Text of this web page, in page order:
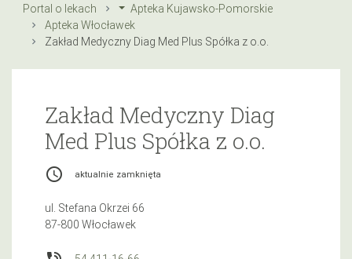
Portal o lekach
Apteka Kujawsko-Pomorskie
Apteka Włocławek
Zakład Medyczny Diag Med Plus Spółka z o.o.
Zakład Medyczny Diag
Med Plus Spółka z o.o.
access_time aktualnie zamknięta
ul. Stefana Okrzei 66
87-800 Włocławek